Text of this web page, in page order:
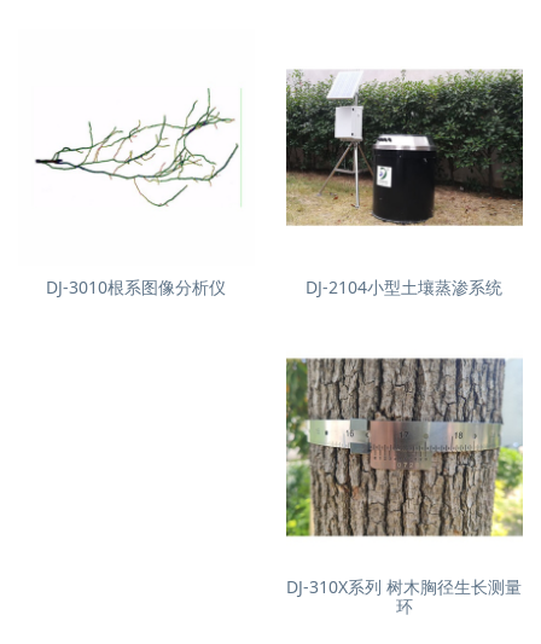
DJ-2104小型土壤蒸渗系统
DJ-3010根系图像分析仪
DJ-310X系列 树木胸径生长测量
环